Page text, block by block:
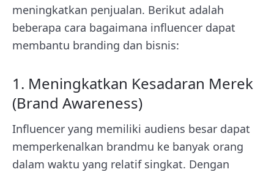
meningkatkan penjualan. Berikut adalah
beberapa cara bagaimana influencer dapat
membantu branding dan bisnis:
1. Meningkatkan Kesadaran Merek
(Brand Awareness)
Influencer yang memiliki audiens besar dapat
memperkenalkan brandmu ke banyak orang
dalam waktu yang relatif singkat. Dengan